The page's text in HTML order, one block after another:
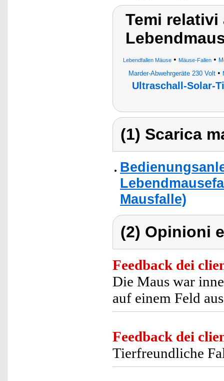
Temi relativi
Lebendfallen Mäuse• Mäuse-Fallen•
Marder-Abwehrgeräte 230 Volt •
Ultraschall-Solar-
(1) Scarica
Mausfalle)
(2) Opinioni
Feedback dei
Die Maus war
auf einem Feld
Feedback dei
Tierfreundliche